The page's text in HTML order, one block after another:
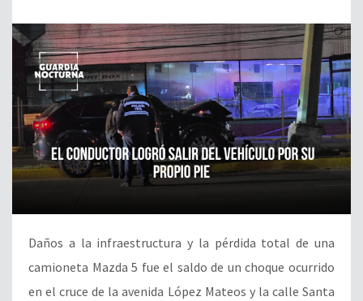
Daños a la infraestructura y la pérdida total de una
camioneta Mazda 5 fue el saldo de un choque ocurrido
en el cruce de la avenida López Mateos y la calle Santa